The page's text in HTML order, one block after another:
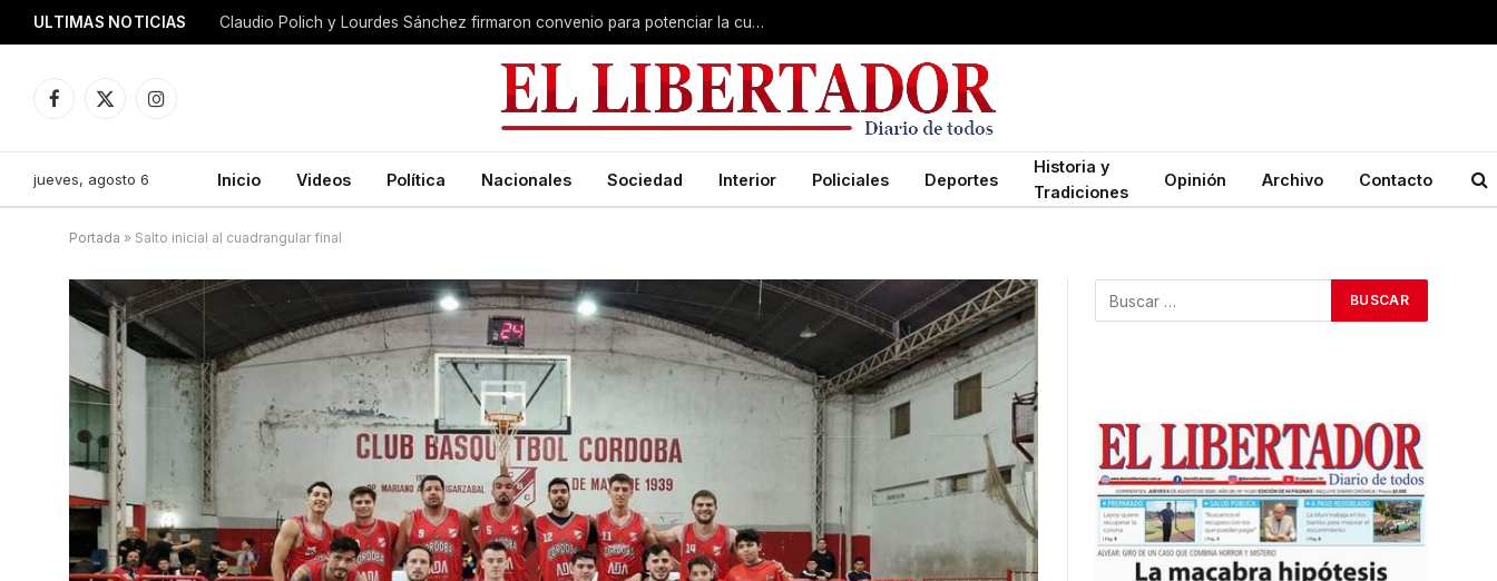
ULTIMAS NOTICIAS Claudio Polich y Lourdes Sánchez firmaron convenio para potenciar la cultura y el turismo
Facebook
X
Instagram
jueves, agosto 6 Inicio Videos Política Nacionales Sociedad Interior Policiales Deportes
Historia y
Tradiciones
Opinión Archivo Contacto
Portada » Salto inicial al cuadrangular final